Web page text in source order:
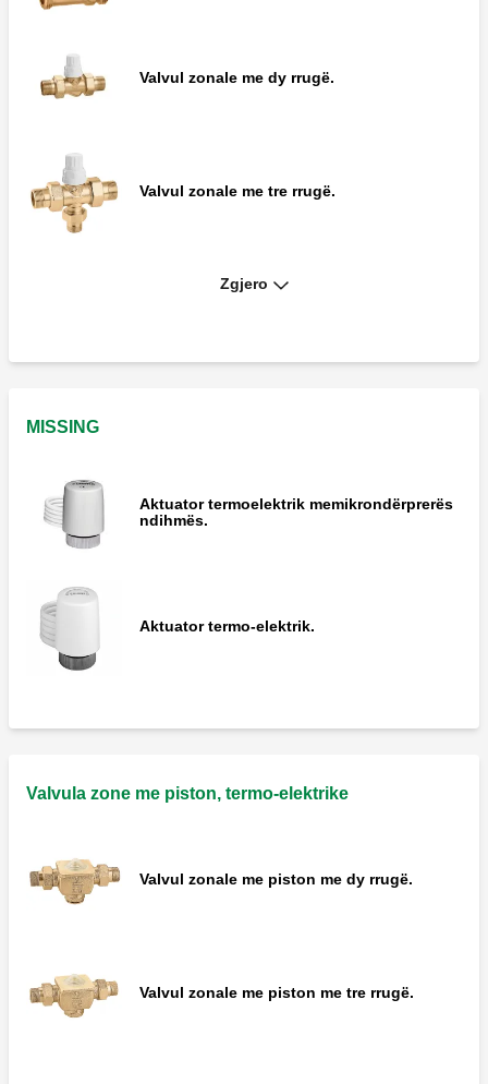
Valvul zonale me dy rrugë.
Valvul zonale me tre rrugë.
Zgjero
MISSING
Aktuator termoelektrik memikrondërprerës
ndihmës.
Aktuator termo-elektrik.
Valvula zone me piston, termo-elektrike
Valvul zonale me piston me dy rrugë.
Valvul zonale me piston me tre rrugë.